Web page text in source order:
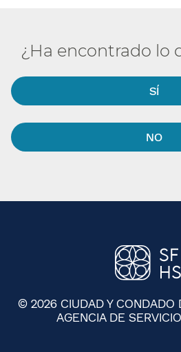
¿Ha encontrado lo
SÍ​​
NO​​
© 2026 CIUDAD Y CONDADO
AGENCIA DE